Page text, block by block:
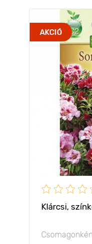
AKCIÓ
Klárcsi,